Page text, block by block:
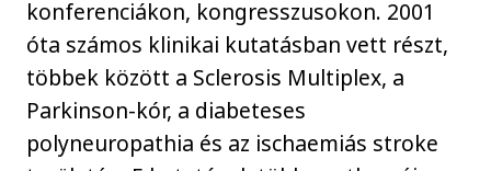
konferenciákon, kongresszusokon. 2001
óta számos klinikai kutatásban vett részt,
többek között a Sclerosis Multiplex, a
Parkinson-kór, a diabeteses
polyneuropathia és az ischaemiás stroke